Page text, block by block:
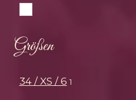
Größen
34 / XS / 6 1